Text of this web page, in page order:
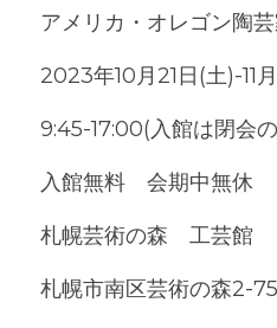
アメリカ・オレゴン陶
2023年10月21日(土)-11
9:45-17:00(入館は閉会
入館無料　会期中無休
札幌芸術の森　工芸館
札幌市南区芸術の森2-75